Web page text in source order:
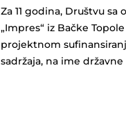
Za 11 godina, Društvu
„Impres“ iz Bačke
projektnom
sadržaja, na ime